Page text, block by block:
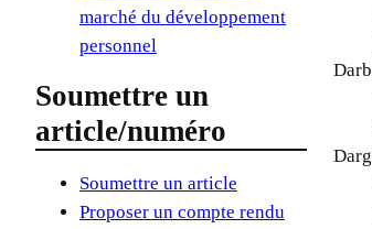
marché du développement
personnel
Soumettre un
article/numéro
Soumettre un article
Proposer un compte rendu